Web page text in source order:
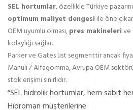
SEL hortumlar, özellikle Türkiye
optimum maliyet dengesi ile öne
OEM uyumlu olması,pres makinelerive
kolaylığı sağlar.
Parker ve Gates üst segmenttir ancak
Manuli / Alfagomma, Avrupa OEM
stok erişimi sınırlıdır.
“SEL hidrolik hortumlar, hem sabit
Hidroman müşterilerine